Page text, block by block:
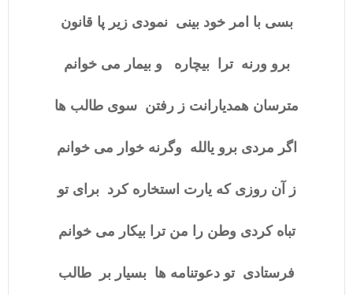
بسی با امر خود بینی نمودی زیر پا قانون
برو ورنه ترا بیچاره و بیمار می خوانم
مترسان همدیارانت ز رفتن سوی طالب ها
اگر مردی برو یالله وگرنه خوار می خوانم
ز آن روزی که یارت استخاره کرد برای تو
تباه کردی وطن را من ترا بیکار می خوانم
فرستادی تو دعوتنامه ها بسیار بر طالب